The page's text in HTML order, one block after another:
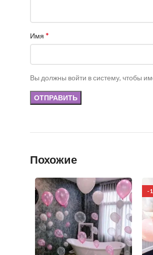
Имя *
Вы должны войти в систему, чтобы
Похожие
-